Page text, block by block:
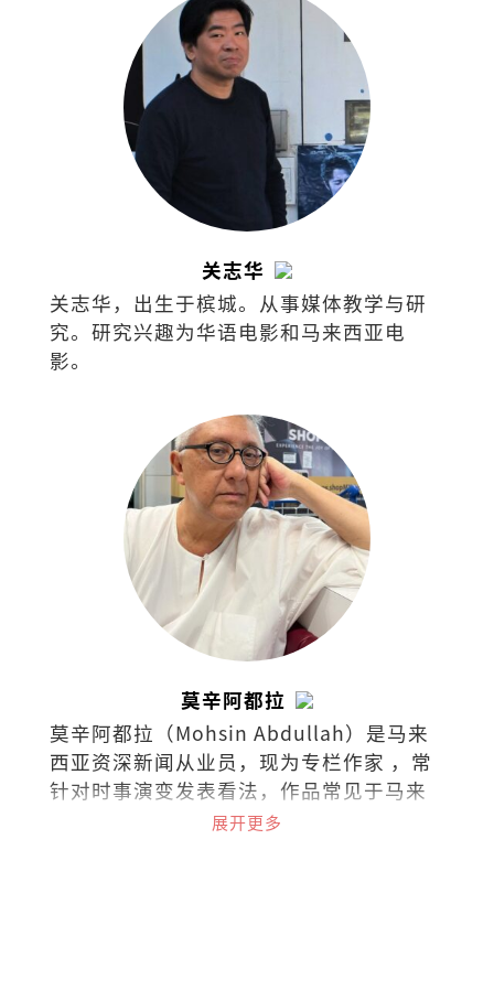
关志华
关志华，出生于槟城。从事媒体教学与研
究。研究兴趣为华语电影和马来西亚电
影。
莫辛阿都拉
莫辛阿都拉（Mohsin Abdullah）是马来
西亚资深新闻从业员，现为专栏作家 ，常
针对时事演变发表看法，作品常见于马来
西亚各英文报章与杂志。
展开更多